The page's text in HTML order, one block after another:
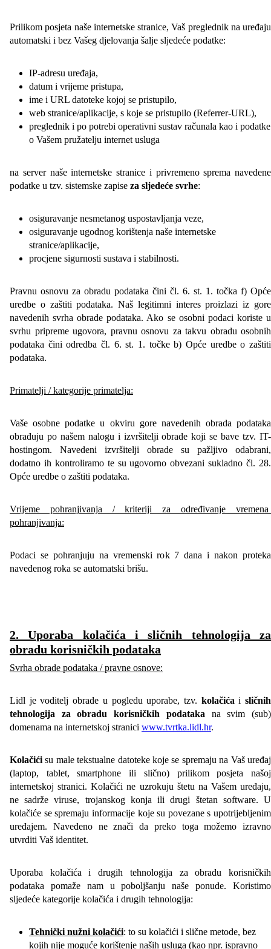
Prilikom posjeta naše internetske stranice, Vaš preglednik na uređaju
automatski i bez Vašeg djelovanja šalje sljedeće podatke:
IP-adresu uređaja,
datum i vrijeme pristupa,
ime i URL datoteke kojoj se pristupilo,
web stranice/aplikacije, s koje se pristupilo (Referrer-URL),
preglednik i po potrebi operativni sustav računala kao i podatke
o Vašem pružatelju internet usluga
na server naše internetske stranice i privremeno sprema navedene
podatke u tzv. sistemske zapise za sljedeće svrhe:
osiguravanje nesmetanog uspostavljanja veze,
osiguravanje ugodnog korištenja naše internetske
stranice/aplikacije,
procjene sigurnosti sustava i stabilnosti.
Pravnu osnovu za obradu podataka čini čl. 6. st. 1. točka f) Opće
uredbe o zaštiti podataka. Naš legitimni interes proizlazi iz gore
navedenih svrha obrade podataka. Ako se osobni podaci koriste u
svrhu pripreme ugovora, pravnu osnovu za takvu obradu osobnih
podataka čini odredba čl. 6. st. 1. točke b) Opće uredbe o zaštiti
podataka.
Primatelji / kategorije primatelja:
Vaše osobne podatke u okviru gore navedenih obrada podataka
obrađuju po našem nalogu i izvršitelji obrade koji se bave tzv. IT-
hostingom. Navedeni izvršitelji obrade su pažljivo odabrani,
dodatno ih kontroliramo te su ugovorno obvezani sukladno čl. 28.
Opće uredbe o zaštiti podataka.
Vrijeme pohranjivanja / kriteriji za određivanje vremena
pohranjivanja:
Podaci se pohranjuju na vremenski rok 7 dana i nakon proteka
navedenog roka se automatski brišu.
2. Uporaba kolačića i sličnih tehnologija za
obradu korisničkih podataka
Svrha obrade podataka / pravne osnove:
Lidl je voditelj obrade u pogledu uporabe, tzv. kolačića isličnih
tehnologija za obradu korisničkih podataka na svim (sub)
domenama na internetskoj stranici www.tvrtka.lidl.hr.
Kolačićisu male tekstualne datoteke koje se spremaju na Vaš uređaj
(laptop, tablet, smartphone ili slično) prilikom posjeta našoj
internetskoj stranici. Kolačići ne uzrokuju štetu na Vašem uređaju,
ne sadrže viruse, trojanskog konja ili drugi štetan software. U
kolačiće se spremaju informacije koje su povezane s upotrijebljenim
uređajem. Navedeno ne znači da preko toga možemo izravno
utvrditi Vaš identitet.
Uporaba kolačića i drugih tehnologija za obradu korisničkih
podataka pomaže nam u poboljšanju naše ponude. Koristimo
sljedeće kategorije kolačića i drugih tehnologija:
Tehnički nužni kolačići: to su kolačići i slične metode, bez
kojih nije moguće korištenje naših usluga (kao npr. ispravno